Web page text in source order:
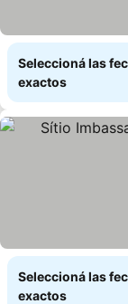
Seleccioná las
exactos
Seleccioná las
exactos